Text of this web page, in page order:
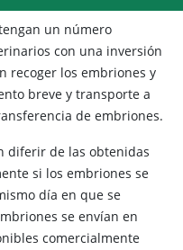
un número
con una inversión
recoger los embriones y
breve y transporte a
de embriones.
diferir de las obtenidas
si los embriones se
día en que se
se envían en
comercialmente